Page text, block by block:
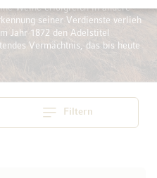
Weine erfolgreich in andere
seiner Verdienste verlieh
Jahr 1872 den Adelstitel
Vermächtnis, das bis heute
Filtern